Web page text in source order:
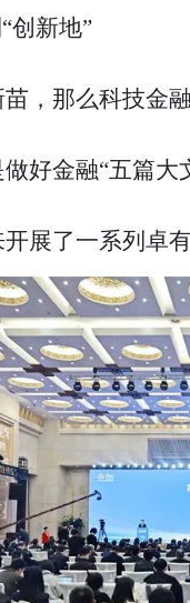
创新地”
，那么科技金
好金融“五篇
展了一系列卓